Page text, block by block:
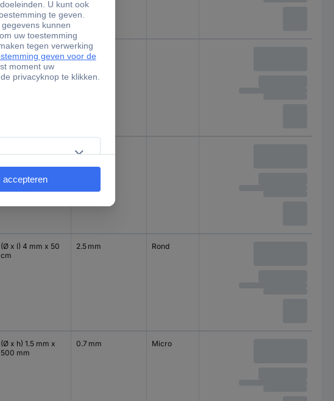
(Ø x l) 8 mm x 500
mm
6 mm
cm
8 mm
(Ø x l) 4 mm x 50
cm
2.5 mm Rond
(Ø x h) 1.5 mm x
500 mm
0.7 mm Micro